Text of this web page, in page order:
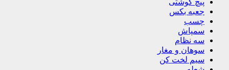
پیچ گوشتی
جعبه بکس
چسب
سمپاش
سه نظام
سوهان و مغار
سیم لخت کن